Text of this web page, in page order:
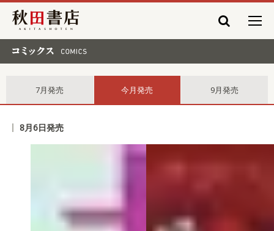
秋田書店
7月発売 今月発売 9月発売
8月6日発売